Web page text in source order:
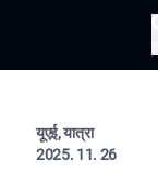
यूएई, यात्रा
2025. 11. 26